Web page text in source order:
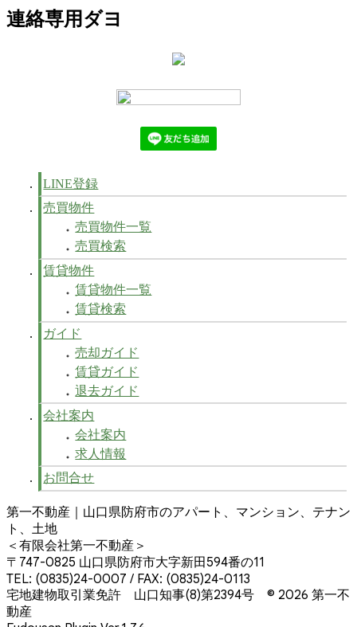
連絡専用ダヨ
LINE登録
売買物件
売買物件一覧
売買検索
賃貸物件
賃貸物件一覧
賃貸検索
ガイド
売却ガイド
賃貸ガイド
退去ガイド
会社案内
会社案内
求人情報
お問合せ
第一不動産｜山口県防府市のアパート、マンション、テナン
ト、土地
＜有限会社第一不動産＞
〒747-0825 山口県防府市大字新田594番の11
TEL: (0835)24-0007 / FAX: (0835)24-0113
宅地建物取引業免許 山口知事(8)第2394号 © 2026 第一不
動産